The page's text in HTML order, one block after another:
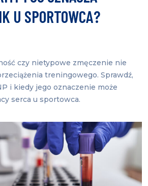
U SPORTOWCA?
czy nietypowe zmęczenie nie
treningowego. Sprawdź,
i kiedy jego oznaczenie może
serca u sportowca.